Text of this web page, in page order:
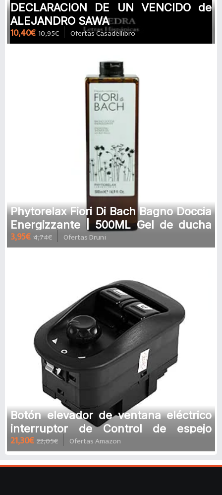
DECLARACION DE UN VENCIDO de
ALEJANDRO SAWA
10,40€ 10,95€ Ofertas Casadellibro
Phytorelax Fiori Di Bach Bagno Doccia
Energizzante | 500ML Gel de ducha
energizante
3,95€ 4,74€ Ofertas Druni
Botón elevador de ventana eléctrico
interruptor de Control de espejo
lateral profesional para Peug
21,30€ 22,05€ Ofertas Amazon